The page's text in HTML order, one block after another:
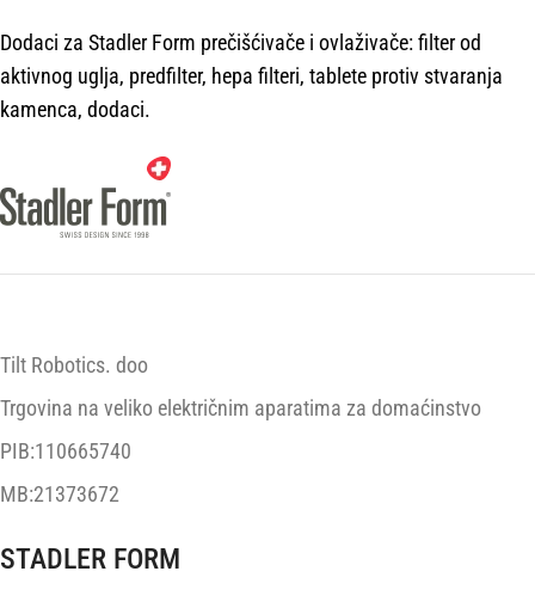
Dodaci za Stadler Form prečišćivače i ovlaživače: filter od
aktivnog uglja, predfilter, hepa filteri, tablete protiv stvaranja
kamenca, dodaci.
Tilt Robotics. doo
Trgovina na veliko električnim aparatima za domaćinstvo
PIB:110665740
MB:21373672
STADLER FORM